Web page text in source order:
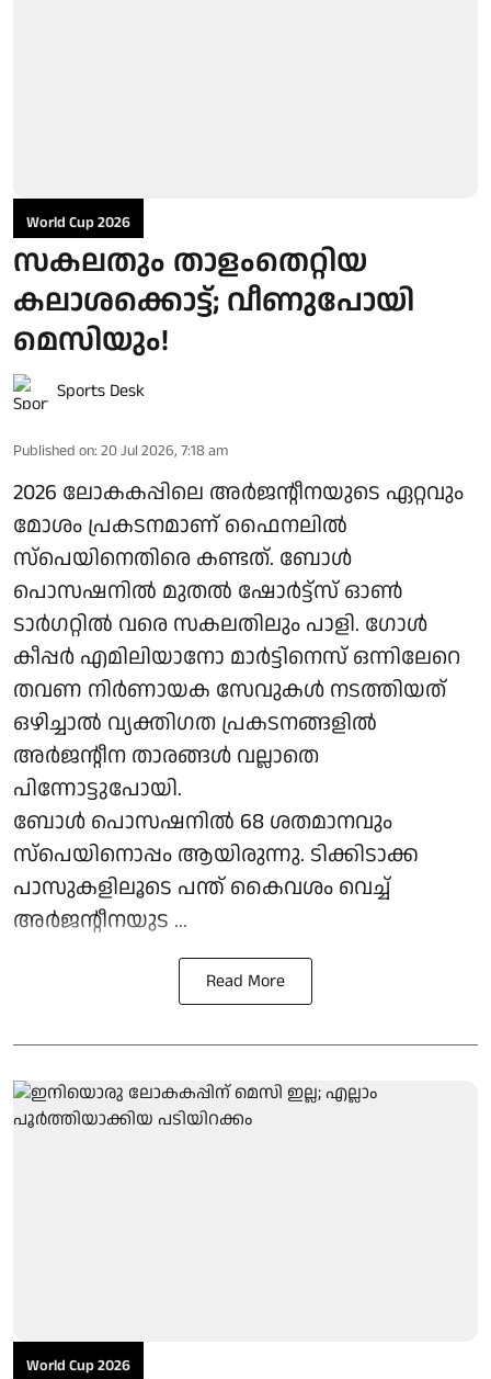
World Cup 2026
സകലതും താളംതെറ്റിയ
കലാശക്കൊട്ട്; വീണുപോയി
മെസിയും!
Sports Desk
Published on: 20 Jul 2026, 7:18 am
2026 ലോകകപ്പിലെ അർജന്റീനയുടെ ഏറ്റവും
മോശം പ്രകടനമാണ് ഫൈനലിൽ
സ്‌പെയിനെതിരെ കണ്ടത്. ബോൾ
പൊസഷനിൽ മുതൽ ഷോർട്ട്‌സ് ഓൺ
ടാർഗറ്റിൽ വരെ സകലതിലും പാളി. ഗോൾ
കീപ്പർ എമിലിയാനോ മാർട്ടിനെസ് ഒന്നിലേറെ
തവണ നിർണായക സേവുകൾ നടത്തിയത്
ഒഴിച്ചാൽ വ്യക്തിഗത പ്രകടനങ്ങളിൽ
അർജന്റീന താരങ്ങൾ വല്ലാതെ
പിന്നോട്ടുപോയി.
ബോൾ പൊസഷനിൽ 68 ശതമാനവും
സ്‌പെയിനൊപ്പം ആയിരുന്നു. ടിക്കിടാക്ക
പാസുകളിലൂടെ പന്ത് കൈവശം വെച്ച്
അർജന്റീനയുട ...
Read More
World Cup 2026